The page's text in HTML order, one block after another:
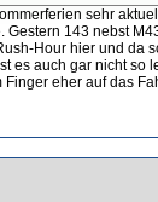
sehr
143 nebst
Hour hier und da
es auch gar nicht so
eher auf das